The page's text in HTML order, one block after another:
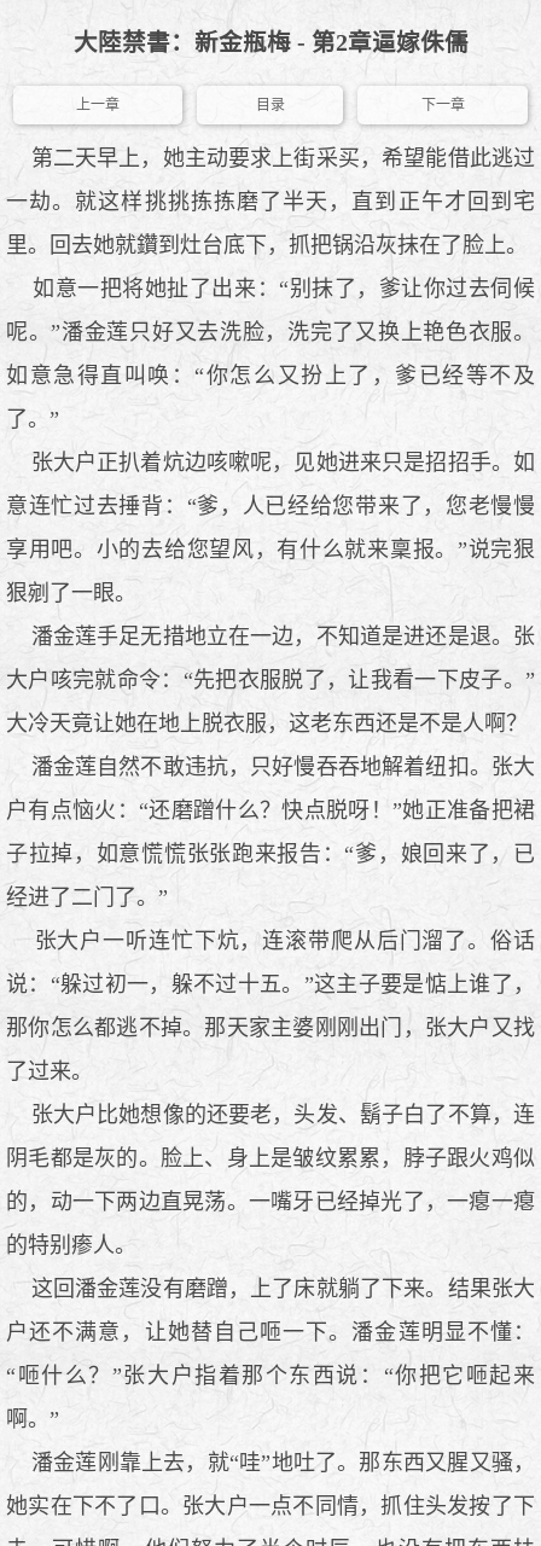
大陸禁書：新金瓶梅 - 第2章逼嫁侏儒
上一章 目录 下一章
第二天早上，她主动要求上街采买，希望能借此逃过
一劫。就这样挑挑拣拣磨了半天，直到正午才回到宅
里。回去她就鑽到灶台底下，抓把锅沿灰抹在了脸上。
如意一把将她扯了出来：“别抹了，爹让你过去伺候
呢。”潘金莲只好又去洗脸，洗完了又换上艳色衣服。
如意急得直叫唤：“你怎么又扮上了，爹已经等不及
了。”
张大户正扒着炕边咳嗽呢，见她进来只是招招手。如
意连忙过去捶背：“爹，人已经给您带来了，您老慢慢
享用吧。小的去给您望风，有什么就来稟报。”说完狠
狠剜了一眼。
潘金莲手足无措地立在一边，不知道是进还是退。张
大户咳完就命令：“先把衣服脱了，让我看一下皮子。”
大冷天竟让她在地上脱衣服，这老东西还是不是人啊？
潘金莲自然不敢违抗，只好慢吞吞地解着纽扣。张大
户有点恼火：“还磨蹭什么？快点脱呀！”她正准备把裙
子拉掉，如意慌慌张张跑来报告：“爹，娘回来了，已
经进了二门了。”
张大户一听连忙下炕，连滚带爬从后门溜了。俗话
说：“躲过初一，躲不过十五。”这主子要是惦上谁了，
那你怎么都逃不掉。那天家主婆刚刚出门，张大户又找
了过来。
张大户比她想像的还要老，头发、鬍子白了不算，连
阴毛都是灰的。脸上、身上是皱纹累累，脖子跟火鸡似
的，动一下两边直晃荡。一嘴牙已经掉光了，一瘪一瘪
的特别瘆人。
这回潘金莲没有磨蹭，上了床就躺了下来。结果张大
户还不满意，让她替自己咂一下。潘金莲明显不懂：
“咂什么？”张大户指着那个东西说：“你把它咂起来
啊。”
潘金莲刚靠上去，就“哇”地吐了。那东西又腥又骚，
她实在下不了口。张大户一点不同情，抓住头发按了下